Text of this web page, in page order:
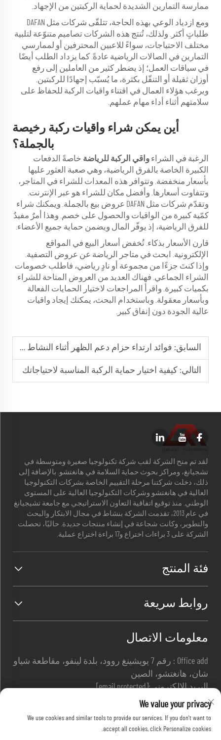
ممارسة التمارين الشديدة لحماية الركبتين من الإجهاد.
ومع ازدياد الوعي بهذه الحاجة، تتلقّى شركات مثل DAFAN
طلباتٍ أكثر. ولذلك، تُنتج هذه الشركات تصاميم متنوّعة لتلبية
مختلف الاحتياجات، سواءً للاعبين المحترفين أو لممارسي
التمارين في الصالات الرياضية عادةً. كما يزداد الطلب أيضًا
في سياقات العمل؛ إذ يضطر كثير من العاملين إلى رفع
أوزان ثقيلة أو التنقّل بكثرة، ما يُسبّب إجهادًا للركبتين.
ويرغب هؤلاء العمال في اقتناء واقيات الركبة للحفاظ على
سلامتهم أثناء أداء مهام عملهم.
أين يمكن شراء واقيات ركبة رخيصة
بالجملة؟
الرغبة في الشراء واقي الركبة للرياضة خاصةً الدفعات
الكبيرة الخاصة بالفرق الرياضية، وهي صعبة العثور عليها
بأسعار منخفضة. وتتوافر هذه المعدات للشراء في المتاجر،
وتتفاوت أسعارها. وأفضل مكان للشراء هو عبر الإنترنت.
وتقدّم شركات مثل DAFAN عروض بيع بالجملة. ويمكنك شراء
كمّية كبيرة من الواقيات والحصول على خصم. وهذا أمرٌ مفيدٌ
للفرق الرياضية، إذ يوفّر المال ويضمن حماية جميع الأعضاء.
قارن الأسعار بذكاء. تُخفض أسعار البيع في المواقع
الإلكترونية. ابحث في متاجر الرياضة عن عروض التصفية.
وإذا كنتَ جزءًا من مجموعة أو نادٍ رياضي، فاطلب خصومات
الشراء الجماعي. فهناك العديد من العروض المتاحة للشراء
بكميات كبيرة. واقرأ المراجعات لاختيار الحمايات الفعالة
وبأسعار معقولة. وباستخدام البحث، يمكنك إيجاد واقيات
عالية الجودة دون إنفاق كبير.
السابق: فوائد ارتداء حزام دعم الظهر أثناء النشاط البدني
التالي: كيفية اختيار حماية الركبة المناسبة لاحتياجاتك
لقد تم منح الشركة لقب شركة تكنولوجيا صغيرة ومتوسطة في
تشجيانغ، ومراكز بحوث حماية السلامة في هانغتشو. بالإضافة إلى
ذلك، دخلت شركتنا مرحلة التقييم الخاصة بشركات التكنولوجيا
العالية في هانغتشو وشركات التكنولوجيا العالية على المستوى
الوطني. منذ توقيع اتفاقية التعاون الاستراتيجي مع جامعة تشيجيانغ
في عام 2013، تقدمت الشركة بنشاط في مجال الابتكار والبحث
والتطوير، وكانت شجاعة في إنشاء منتجات جديدة. حاليًا، تحصلت
الشركة على 3 براءات اختراع و17 براءة اختراع عملية.
فئة المنتج
روابط سريعة
معلومات الاتصال
Office add : رقم 7 يويشينغ روود، بلدة لينفو، مقاطعة شياو
شان، هانغتشو، الصين
البريد الإلكتروني:[email protected]
هاتف:
We value your privacy
We use cookies and similar tools to provide our services. If you don't want to
accept all cookies, click Personalize cookies.